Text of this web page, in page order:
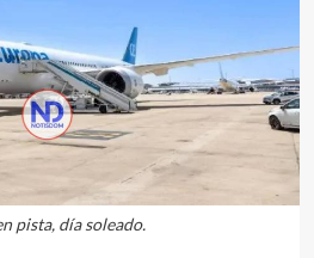
pista, día soleado.